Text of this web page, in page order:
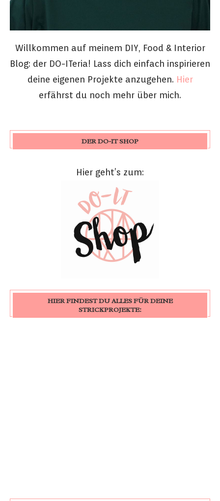
Willkommen auf meinem DIY, Food & Interior
Blog: der DO-ITeria! Lass dich einfach inspirieren
deine eigenen Projekte anzugehen. Hier
erfährst du noch mehr über mich.
DER DO-IT SHOP
Hier geht’s zum:
HIER FINDEST DU ALLES FÜR DEINE
STRICKPROJEKTE: